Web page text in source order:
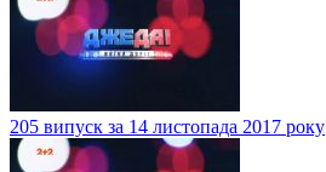
205 випуск за 14 листопада 2017 року